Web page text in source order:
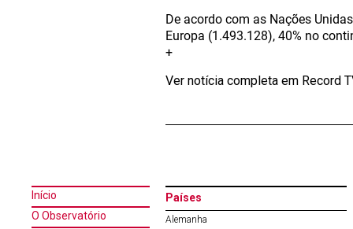
De acordo com as Nações
Europa (1.493.128), 40% no
+
Ver notícia completa em Record
Início
O Observatório
Países
Alemanha